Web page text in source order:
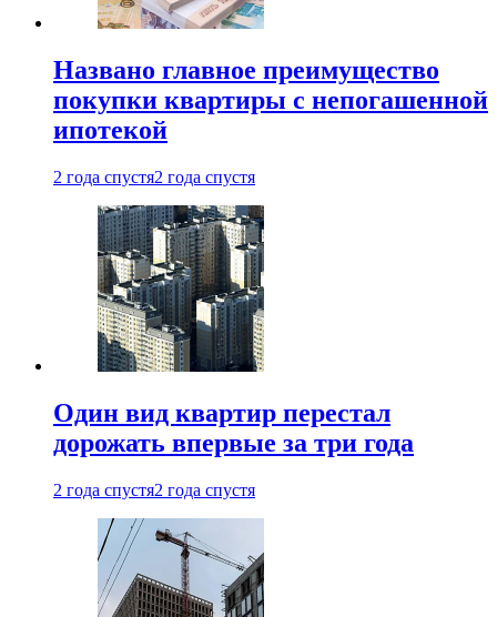
Названо главное преимущество
покупки квартиры с непогашенной
ипотекой
2 года спустя2 года спустя
Один вид квартир перестал
дорожать впервые за три года
2 года спустя2 года спустя